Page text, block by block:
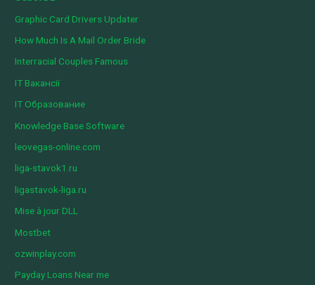
Graphic Card Drivers Updater
How Much Is A Mail Order Bride
Interracial Couples Famous
IT Вакансії
IT Образование
Knowledge Base Software
leovegas-online.com
liga-stavok1.ru
ligastavok-liga.ru
Mise à jour DLL
Mostbet
ozwinplay.com
Payday Loans Near me